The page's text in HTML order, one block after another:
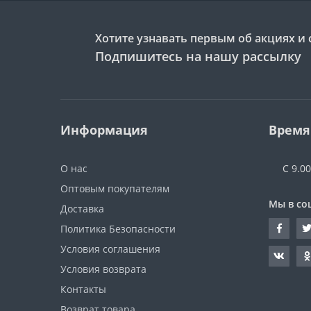
Хотите узнавать первым об акциях и
Подпишитесь на нашу рассылку
Информация
О нас
Оптовым покупателям
Доставка
Политика Безопасности
Условия соглашения
Условия возврата
Контакты
С
Мы в